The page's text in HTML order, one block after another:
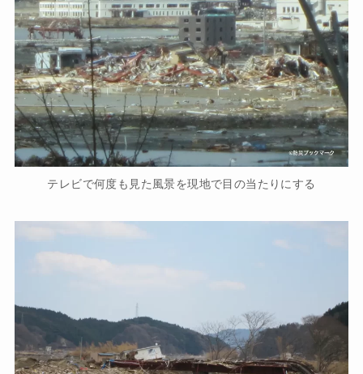
テレビで何度も見た風景を現地で目の当たりにする